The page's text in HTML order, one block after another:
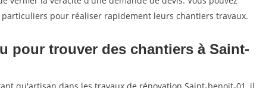
pour réaliser rapidement leurs chantiers travaux.
pour trouver des chantiers à Saint-